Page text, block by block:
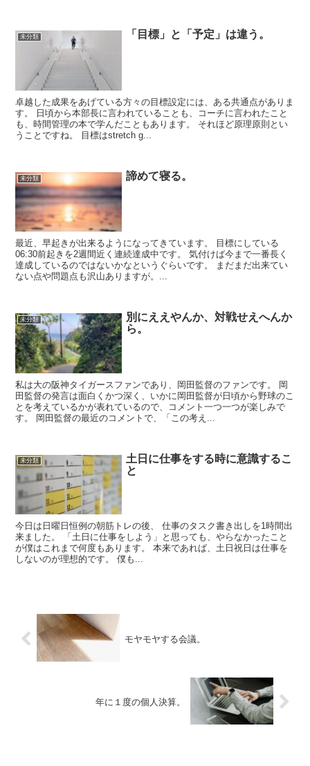
未分類 「目標」と「予定」は違う。
卓越した成果をあげている方々の目標設定には、ある共通点がありま
す。 日頃から本部長に言われていることも、コーチに言われたこと
も、時間管理の本で学んだこともあります。 それほど原理原則とい
うことですね。 目標はstretch g...
未分類 諦めて寝る。
最近、早起きが出来るようになってきています。 目標にしている
06:30前起きを2週間近く連続達成中です。 気付けば今まで一番長く
達成しているのではないかなというぐらいです。 まだまだ出来てい
ない点や問題点も沢山ありますが。...
未分類
別にええやんか、対戦せえへんか
ら。
私は大の阪神タイガースファンであり、岡田監督のファンです。 岡
田監督の発言は面白くかつ深く、いかに岡田監督が日頃から野球のこ
とを考えているかが表れているので、コメント一つ一つが楽しみで
す。 岡田監督の最近のコメントで、「この考え...
未分類
土日に仕事をする時に意識するこ
と
今日は日曜日恒例の朝筋トレの後、 仕事のタスク書き出しを1時間出
来ました。 「土日に仕事をしよう」と思っても、やらなかったこと
が僕はこれまで何度もあります。 本来であれば、土日祝日は仕事を
しないのが理想的です。 僕も...
モヤモヤする会議。
年に１度の個人決算。